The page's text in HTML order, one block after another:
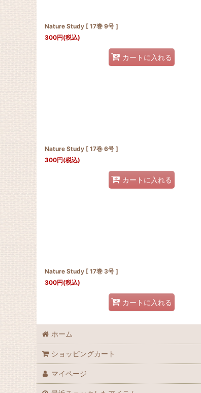
Nature Study [ 17巻 9号 ]
300円(税込)
カートに入れる
Nature Study [ 17巻 6号 ]
300円(税込)
カートに入れる
Nature Study [ 17巻 3号 ]
300円(税込)
カートに入れる
ホーム
ショッピングカート
マイページ